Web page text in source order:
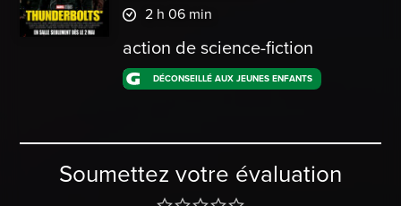
2 h 06 min
action de science-fiction
DÉCONSEILLÉ AUX JEUNES ENFANTS
Soumettez votre évaluation